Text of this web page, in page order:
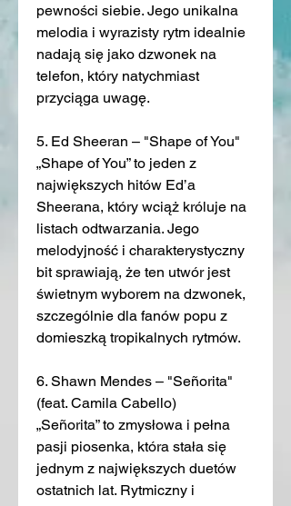
pewności siebie. Jego unikalna
melodia i wyrazisty rytm idealnie
nadają się jako dzwonek na
telefon, który natychmiast
przyciąga uwagę.
5. Ed Sheeran – "Shape of You"
„Shape of You” to jeden z
największych hitów Ed’a
Sheerana, który wciąż króluje na
listach odtwarzania. Jego
melodyjność i charakterystyczny
bit sprawiają, że ten utwór jest
świetnym wyborem na dzwonek,
szczególnie dla fanów popu z
domieszką tropikalnych rytmów.
6. Shawn Mendes – "Señorita"
(feat. Camila Cabello)
„Señorita” to zmysłowa i pełna
pasji piosenka, która stała się
jednym z największych duetów
ostatnich lat. Rytmiczny i